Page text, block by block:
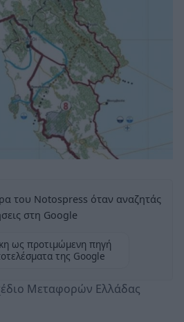
του Notospress όταν αναζητάς
στη Google
ως προτιμώμενη πηγή
της Google
Μεταφορών Ελλάδας